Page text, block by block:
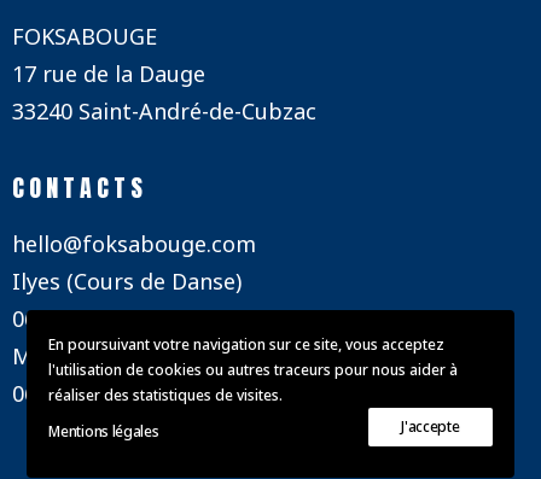
FOKSABOUGE
17 rue de la Dauge
33240 Saint-André-de-Cubzac
CONTACTS
hello@foksabouge.com
Ilyes (Cours de Danse)
06 12 62 93 20
Mathieu (Cours de Danse)
06 85 18 46 50
En poursuivant votre navigation sur ce site, vous acceptez
l'utilisation de cookies ou autres traceurs pour nous aider à
réaliser des statistiques de visites.
Mentions légales
J'accepte